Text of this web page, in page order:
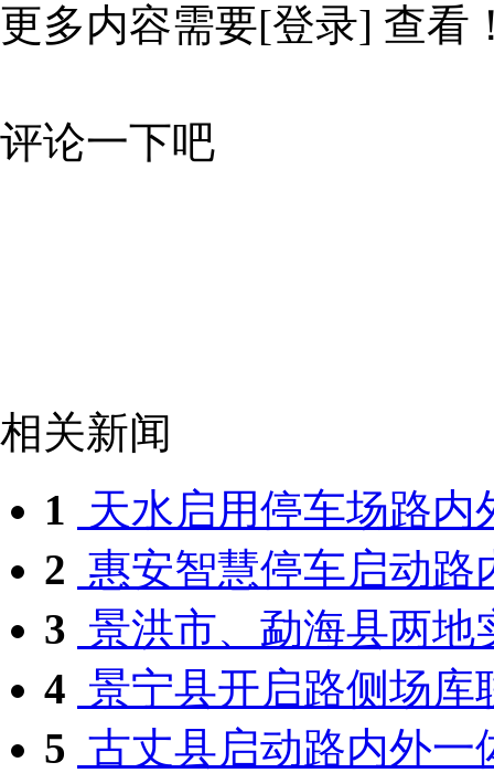
更多内容需要[登录] 查看
评论一下吧
相关新闻
1 天水启用停车场路内
2 惠安智慧停车启动路
3 景洪市、勐海县两地
4 景宁县开启路侧场库
5 古丈县启动路内外一